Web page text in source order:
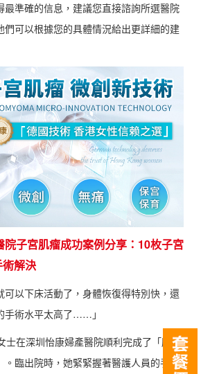
最準確的信息，建議您直接諮詢所選醫院
們可以根據您的具體情況給出更詳細的建
院子宮肌瘤成功案例分享：10枚子宮
解決
可以下床活動了，身體恢復得特別快，還
手術水平太高了……」
士在深圳怡康婦產醫院順利完成了「腹腔
。臨出院時，她緊緊握著醫護人員的手一